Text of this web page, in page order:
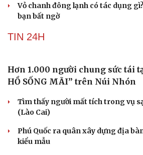
Du lịch
check-in
Vỏ chanh đông lạnh có tác dụng
bạn bất ngờ
TIN 24H
Hơn 1.000 người chung sức tái
HỒ SỐNG MÃI” trên Núi Nhón
Tìm thấy người mất tích trong vụ
(Lào Cai)
Phú Quốc ra quân xây dựng địa
kiểu mẫu